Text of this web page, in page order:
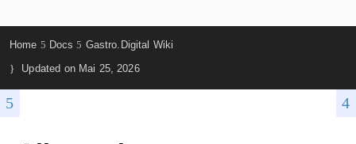
Home Docs
Gastro.Digital Wiki
Updated on Mai 25, 2026